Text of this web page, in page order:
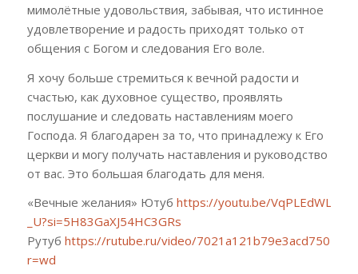
мимолётные удовольствия, забывая, что истинное
удовлетворение и радость приходят только от
общения с Богом и следования Его воле.
Я хочу больше стремиться к вечной радости и
счастью, как духовное существо, проявлять
послушание и следовать наставлениям моего
Господа. Я благодарен за то, что принадлежу к Его
церкви и могу получать наставления и руководство
от вас. Это большая благодать для меня.
«Вечные желания» Ютуб https://youtu.be/VqPLEdWL-
_U?si=5H83GaXJ54HC3GRs
Рутуб https://rutube.ru/video/
r=wd